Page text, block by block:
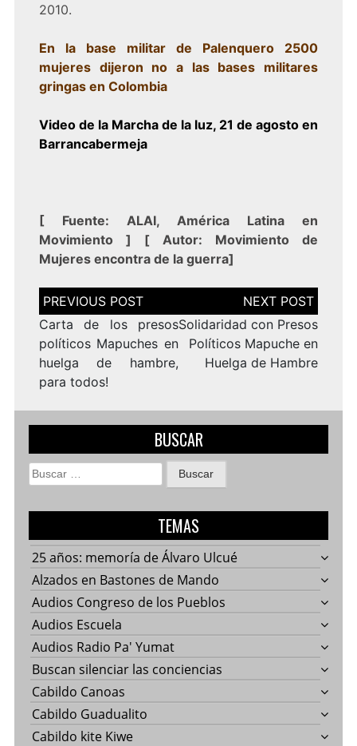
2010.
En la base militar de Palenquero 2500
mujeres dijeron no a las bases militares
gringas en Colombia
Video de la Marcha de la luz, 21 de agosto en
Barrancabermeja
[ Fuente: ALAI, América Latina en
Movimiento] [Autor: Movimiento de
Mujeres encontra de la guerra]
Navegación
de
entradas
Carta de los presos
políticos Mapuches en
huelga de hambre,
para todos!
Solidaridad con Presos
Políticos Mapuche en
Huelga de Hambre
BUSCAR
Buscar:
TEMAS
25 años: memoría de Álvaro Ulcué
Alzados en Bastones de Mando
Audios Congreso de los Pueblos
Audios Escuela
Audios Radio Pa' Yumat
Buscan silenciar las conciencias
Cabildo Canoas
Cabildo Guadualito
Cabildo kite Kiwe